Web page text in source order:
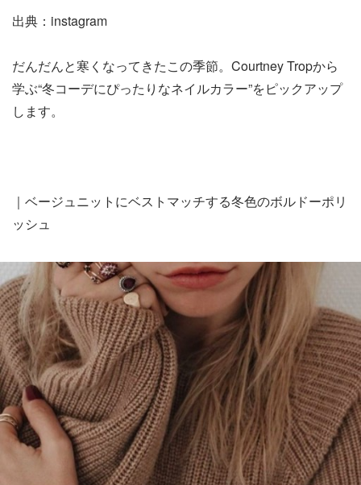
出典：instagram
だんだんと寒くなってきたこの季節。Courtney Tropから
学ぶ“冬コーデにぴったりなネイルカラー”をピックアップ
します。
｜ベージュニットにベストマッチする冬色のボルドーポリ
ッシュ